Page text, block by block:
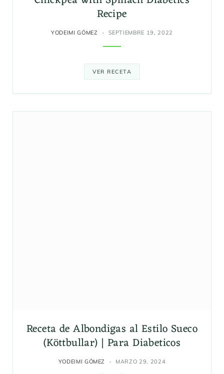
Recipe
YODEIMI GÓMEZ SEPTIEMBRE 19, 2022
VER RECETA
Receta de Albondigas al Estilo Sueco
(Köttbullar) | Para Diabeticos
YODEIMI GÓMEZ MARZO 29, 2024